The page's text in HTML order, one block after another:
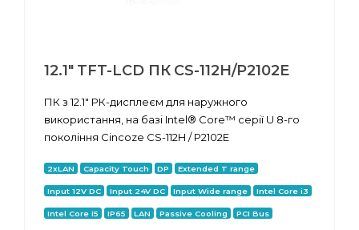
12.1" TFT-LCD ПК CS-112H/P2102E
ПК з 12.1" РК-дисплеєм для наружного
використання, на базі Intel® Core™ серії U 8-го
покоління Cincoze CS-112H / P2102E
2xLAN Capacity Touch DP Extended T range
Input 12V DC Input 24V DC Input Wide range Intel Core i3
Intel Core i5 IP65 LAN Passive Cooling PCI Bus